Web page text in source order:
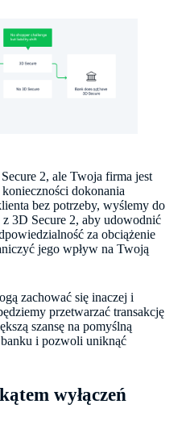
2, ale Twoja firma jest
dokonania
bez potrzeby, wyślemy do
3D Secure 2, aby udowodnić
za obciążenie
jego wpływ na Twoją
zachować się inaczej i
przetwarzać transakcję
szansę na pomyślną
banku i pozwoli uniknąć
wyłączeń